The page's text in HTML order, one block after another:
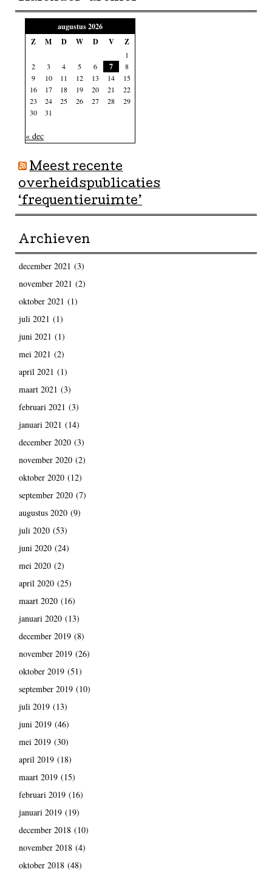
augustus 2026
Z
M D W D V Z
1
2
3 4 5 6 7
8
9
10 11 12 13 14
15
16
17 18 19 20 21
22
23
24 25 26 27 28
29
30
31
« dec
Meest recente
overheidspublicaties
‘frequentieruimte’
Archieven
december 2021 (3)
november 2021 (2)
oktober 2021 (1)
juli 2021 (1)
juni 2021 (1)
mei 2021 (2)
april 2021 (1)
maart 2021 (3)
februari 2021 (3)
januari 2021 (14)
december 2020(3)
november 2020(2)
oktober 2020(12)
september 2020(7)
augustus 2020(9)
juli 2020(53)
juni 2020(24)
mei 2020(2)
april 2020(25)
maart 2020(16)
januari 2020(13)
december 2019(8)
november 2019(26)
oktober 2019(51)
september 2019(10)
juli 2019(13)
juni 2019(46)
mei 2019(30)
april 2019(18)
maart 2019(15)
februari 2019(16)
januari 2019(19)
december 2018(10)
november 2018(4)
oktober 2018(48)